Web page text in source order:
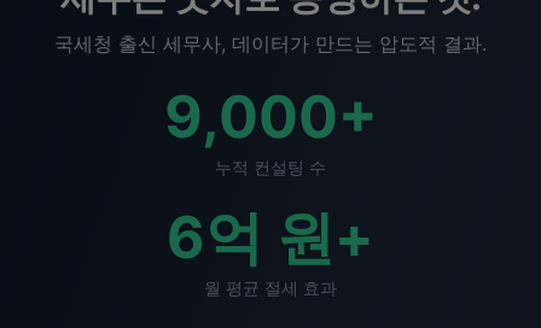
국세청 출신 세무사, 데이터가 만드는 압도적 결과.
9,000+
누적 컨설팅 수
6억 원+
월 평균 절세 효과